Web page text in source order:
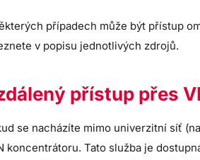
případech může být přístup
v popisu jednotlivých zdrojů.
přístup přes
se nacházíte mimo univerzitní síť
koncentrátoru. Tato služba je